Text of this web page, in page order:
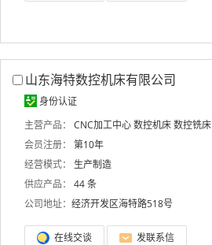
山东海特数控机床有限公司
身份认证
主营产品：
CNC加工中心数控机床数控铣床
会员注册：
第10年
经营模式：
生产制造
供应产品：
44 条
公司地址： 经济开发区海特路518号
在线交谈 发联系信